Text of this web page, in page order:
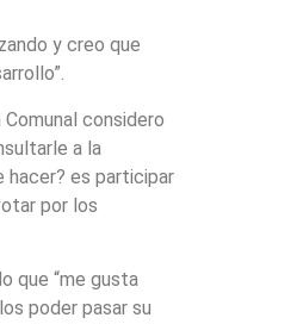
y creo que
considero
a la
hacer? es participar
por los
que “me gusta
poder pasar su